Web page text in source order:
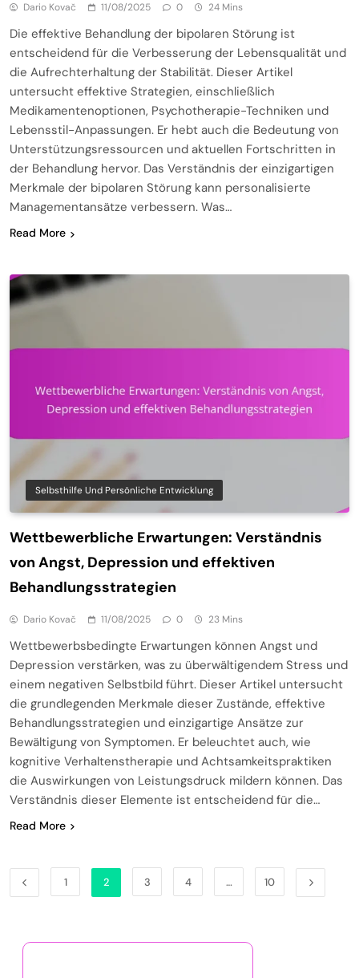
Dario Kovač 11/08/2025 0 24 Mins
Die effektive Behandlung der bipolaren Störung ist
entscheidend für die Verbesserung der Lebensqualität und
die Aufrechterhaltung der Stabilität. Dieser Artikel
untersucht effektive Strategien, einschließlich
Medikamentenoptionen, Psychotherapie-Techniken und
Lebensstil-Anpassungen. Er hebt auch die Bedeutung von
Unterstützungsressourcen und aktuellen Fortschritten in
der Behandlung hervor. Das Verständnis der einzigartigen
Merkmale der bipolaren Störung kann personalisierte
Managementansätze verbessern. Was…
Read More
Selbsthilfe Und Persönliche Entwicklung
Wettbewerbliche Erwartungen: Verständnis
von Angst, Depression und effektiven
Behandlungsstrategien
Dario Kovač 11/08/2025 0 23 Mins
Wettbewerbsbedingte Erwartungen können Angst und
Depression verstärken, was zu überwältigendem Stress und
einem negativen Selbstbild führt. Dieser Artikel untersucht
die grundlegenden Merkmale dieser Zustände, effektive
Behandlungsstrategien und einzigartige Ansätze zur
Bewältigung von Symptomen. Er beleuchtet auch, wie
kognitive Verhaltenstherapie und Achtsamkeitspraktiken
die Auswirkungen von Leistungsdruck mildern können. Das
Verständnis dieser Elemente ist entscheidend für die…
Read More
1 2 3 4 … 10